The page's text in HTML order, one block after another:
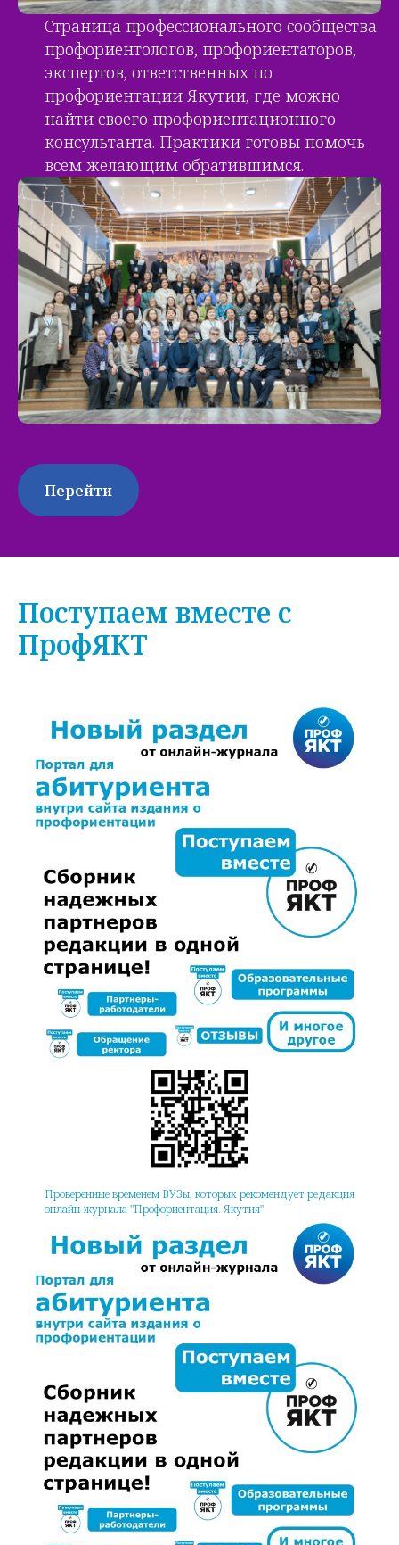
Страница профессионального сообщества
профориентологов, профориентаторов,
экспертов, ответственных по
профориентации Якутии, где можно
найти своего профориентационного
консультанта. Практики готовы помочь
всем желающим обратившимся.
Перейти
Поступаем вместе с
ПрофЯКТ
Проверенные временем ВУЗы, которых рекомендует редакция
онлайн-журнала "Профориентация. Якутия"